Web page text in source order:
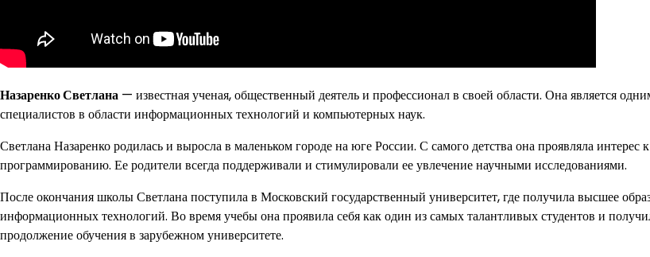
Назаренко Светлана — известная ученая, общественный деятель и профессионал в своей области. Она является
специалистов в области информационных технологий и компьютерных наук.
Светлана Назаренко родилась и выросла в маленьком городе на юге России. С самого детства она проявляла интерес
программированию. Ее родители всегда поддерживали и стимулировали ее увлечение научными исследованиями.
После окончания школы Светлана поступила в Московский государственный университет, где получила высшее
информационных технологий. Во время учебы она проявила себя как один из самых талантливых студентов и
продолжение обучения в зарубежном университете.